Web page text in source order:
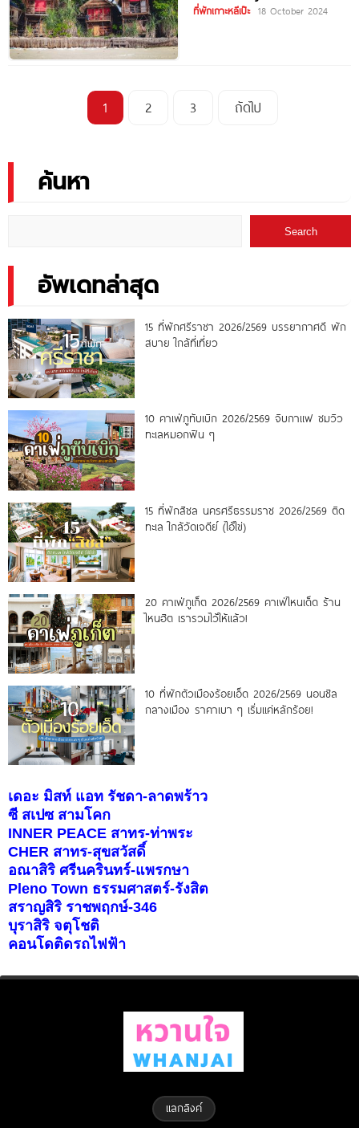
Lipe
ที่พักเกาะหลีเป๊ะ 18 October 2024
1 2 3 ถัดไป
ค้นหา
Search
อัพเดทล่าสุด
15 ที่พักศรีราชา 2026/2569 บรรยากาศดี พัก
สบาย ใกล้ที่เที่ยว
10 คาเฟ่ภูทับเบิก 2026/2569 จิบกาแฟ ชมวิว
ทะเลหมอกฟิน ๆ
15 ที่พักสิชล นครศรีธรรมราช 2026/2569 ติด
ทะเล ใกล้วัดเจดีย์ (ไอ้ไข่)
20 คาเฟ่ภูเก็ต 2026/2569 คาเฟ่ไหนเด็ด ร้าน
ไหนฮิต เรารวมไว้ให้แล้ว!
10 ที่พักตัวเมืองร้อยเอ็ด 2026/2569 นอนชิล
กลางเมือง ราคาเบา ๆ เริ่มแค่หลักร้อย!
เดอะ มิสท์ แอท รัชดา-ลาดพร้าว
ซี สเปซ สามโคก
INNER PEACE สาทร-ท่าพระ
CHER สาทร-สุขสวัสดิ์
อณาสิริ ศรีนครินทร์-แพรกษา
Pleno Town ธรรมศาสตร์-รังสิต
สราญสิริ ราชพฤกษ์-346
บุราสิริ จตุโชติ
คอนโดติดรถไฟฟ้า
แลกลิงค์